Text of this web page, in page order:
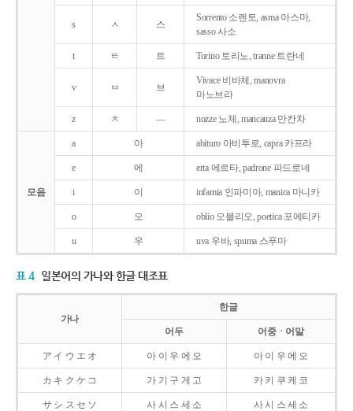
s ㅅ 스
Sorrento 소렌토, asma 아스마,
sasso 사소
t ㅌ 트 Torino 토리노, tranne 트란네
v ㅂ 브
Vivace 비바체, manovra
마노브라
z ㅊ ― nozze 노체, mancanza 만칸차
모음
a 아 abituro 아비투로, capra 카프라
e 에 erta 에르타, padrone 파드로네
i 이 infamia 인파미아, manica 마니카
o 오 oblio 오블리오, poetica 포에티카
u 우 uva 우바, spuma 스푸마
표 4 일본어의 가나와 한글 대조표
가나
한글
어두 어중ㆍ어말
ア イ ウ エ オ 아 이 우 에 오 아 이 우 에 오
カ キ ク ケ コ 가 기 구 게 고 카 키 쿠 케 코
サ シ ス セ ソ 사 시 스 세 소 사 시 스 세 소